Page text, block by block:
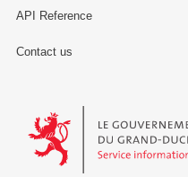
API Reference
Contact us
Le Gouvernement du